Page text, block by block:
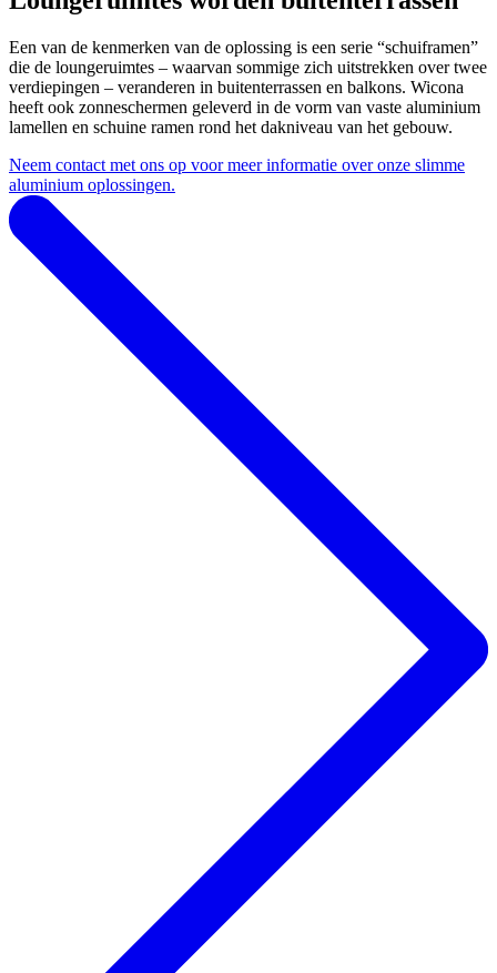
Een van de kenmerken van de oplossing is een serie “schuiframen”
die de loungeruimtes – waarvan sommige zich uitstrekken over twee
verdiepingen – veranderen in buitenterrassen en balkons. Wicona
heeft ook zonneschermen geleverd in de vorm van vaste aluminium
lamellen en schuine ramen rond het dakniveau van het gebouw.
Neem contact met ons op voor meer informatie over onze slimme
aluminium oplossingen.